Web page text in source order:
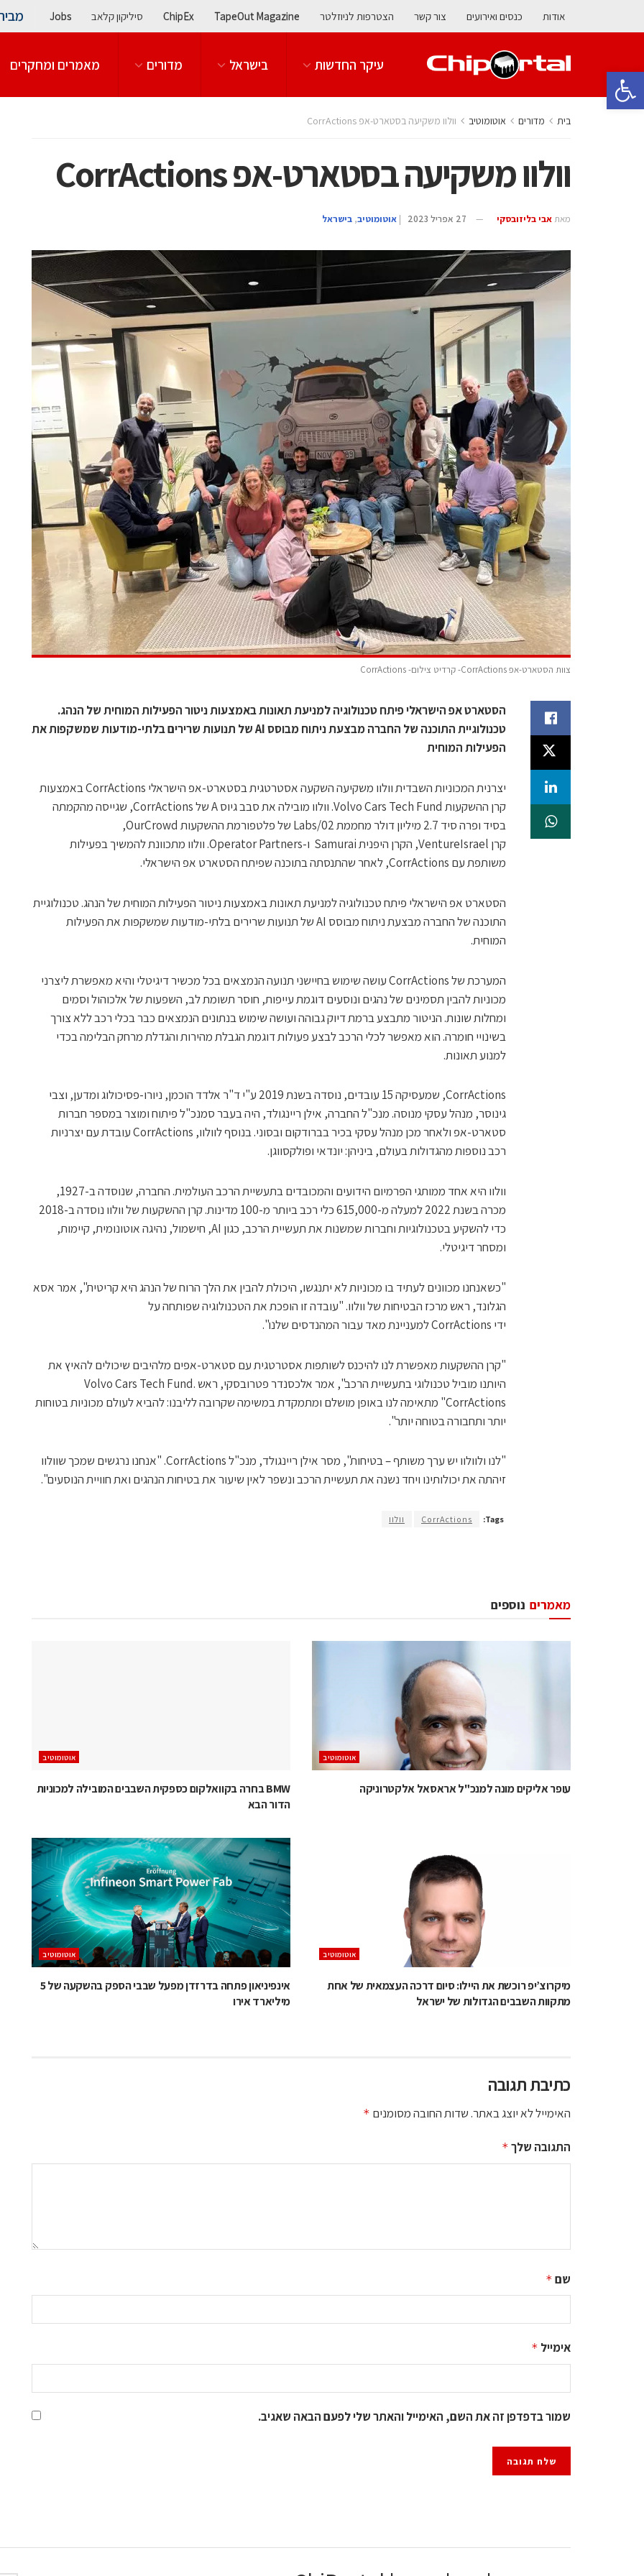
פתח סרגל נגישות
אודות כנסים ואירועים צור קשר הצטרפות לניוזלטר TapeOut Magazine
ChipEx סיליקון קלאב Jobs
עיקר החדשות בישראל מדורים מאמרים ומחקרים
בית מדורים אוטומוטיב וולוו משקיעה בסטארט-אפ CorrActions
וולוו משקיעה בסטארט-אפ CorrActions
מאת אבי בליזובסקי 27 אפריל 2023 | אוטומוטיב, בישראל
צוות הסטארט-אפ CorrActions- קרדיט צילום- CorrActions
הסטארט אפ הישראלי פיתח טכנולוגיה למניעת תאונות באמצעות ניטור הפעילות המוחית של הנהג.
טכנולוגיית התוכנה של החברה מבצעת ניתוח מבוסס AI של תנועות שרירים בלתי-מודעות שמשקפות את
הפעילות המוחית
יצרנית המכוניות השבדית וולוו משקיעה השקעה אסטרטגית בסטארט-אפ הישראלי CorrActions באמצעות
קרן ההשקעות Volvo Cars Tech Fund. וולוו מובילה את סבב גיוס A של CorrActions, שגייסה מהקמתה
בסיד ופרה סיד 2.7 מיליון דולר מחממת Labs/02 של פלטפורמת ההשקעות OurCrowd,
קרן VentureIsrael, הקרן היפנית Samurai ו-Operator Partners. וולוו מתכוונת להמשיך בפעילות
משותפת עם CorrActions, לאחר שהתנסתה בתוכנה שפיתח הסטארט אפ הישראלי.
הסטארט אפ הישראלי פיתח טכנולוגיה למניעת תאונות באמצעות ניטור הפעילות המוחית של הנהג. טכנולוגיית
התוכנה של החברה מבצעת ניתוח מבוסס AI של תנועות שרירים בלתי-מודעות שמשקפות את הפעילות
המוחית.
המערכת של CorrActions עושה שימוש בחיישני תנועה הנמצאים בכל מכשיר דיגיטלי והיא מאפשרת ליצרני
מכוניות להבין תסמינים של נהגים ונוסעים דוגמת עייפות, חוסר תשומת לב, השפעות של אלכוהול וסמים
ומחלות שונות. הניטור מתבצע ברמת דיוק גבוהה ועושה שימוש בנתונים הנמצאים כבר בכלי רכב ללא צורך
בשינויי חומרה. הוא מאפשר לכלי הרכב לבצע פעולות דוגמת הגבלת מהירות והגדלת מרחק הבלימה בכדי
למנוע תאונות.
CorrActions, שמעסיקה 15 עובדים, נוסדה בשנת 2019 ע"י ד"ר אלדד הוכמן, ניורו-פסיכולוג ומדען, וצבי
גינוסר, מנהל עסקי מנוסה. מנכ"ל החברה, אילן ריינגולד, היה בעבר סמנכ"ל פיתוח ומוצר במספר חברות
סטארט-אפ ולאחר מכן מנהל עסקי בכיר בברודקום ובסוני. בנוסף לוולוו, CorrActions עובדת עם יצרניות
רכב נוספות מהגדולות בעולם, ביניהן: יונדאי ופולקסווגן.
וולוו היא אחד ממותגי הפרמיום הידועים והמכובדים בתעשיית הרכב העולמית. החברה, שנוסדה ב-1927,
מכרה בשנת 2022 למעלה מ-615,000 כלי רכב ביותר מ-100 מדינות. קרן ההשקעות של וולוו נוסדה ב-2018
כדי להשקיע בטכנולוגיות וחברות שמשנות את תעשיית הרכב, כגון AI, חישמול, נהיגה אוטונומית, קיימות,
ומסחר דיגיטלי.
"כשאנחנו מכוונים לעתיד בו מכוניות לא יתנגשו, היכולת להבין את הלך הרוח של הנהג היא קריטית", אמר אסא
הגלונד, ראש מרכז הבטיחות של וולוו. "עובדה זו הופכת את הטכנולוגיה שפותחה על
ידי CorrActions למעניינת מאד עבור המהנדסים שלנו".
"קרן ההשקעות מאפשרת לנו להיכנס לשותפות אסטרטגית עם סטארט-אפים מלהיבים שיכולים להאיץ את
היותנו מוביל טכנולוגי בתעשיית הרכב", אמר אלכסנדר פטרובסקי, ראש Volvo Cars Tech Fund.
"CorrActions מתאימה לנו באופן מושלם ומתמקדת במשימה שקרובה לליבנו: להביא לעולם מכוניות בטוחות
יותר ותחבורה בטוחה יותר".
"לנו ולוולוו יש ערך משותף – בטיחות", מסר אילן ריינגולד, מנכ"ל CorrActions. "אנחנו נרגשים שמכך שוולוו
זיהתה את יכולותינו ויחד נשנה את תעשיית הרכב ונשפר לאין שיעור את בטיחות הנהגים ואת חוויית הנוסעים".
Tags:
CorrActions וולוו
נוספים מאמרים
אוטומוטיב
עופר אליקים מונה למנכ"ל אראסאל אלקטרוניקה
אוטומוטיב
BMW בחרה בקוואלקום כספקית השבבים המובילה למכוניות
הדור הבא
אוטומוטיב
מיקרוצ’יפ רוכשת את היילו: סיום דרכה העצמאית של אחת
מתקוות השבבים הגדולות של ישראל
אוטומוטיב
אינפיניאון פתחה בדרזדן מפעל שבבי הספק בהשקעה של 5
מיליארד אירו
כתיבת תגובה
האימייל לא יוצג באתר.שדות החובה מסומנים *
התגובה שלך *
שם *
אימייל *
שמור בדפדפן זה את השם, האימייל והאתר שלי לפעם הבאה שאגיב.